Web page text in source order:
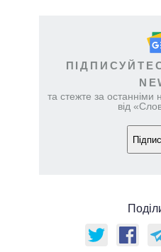
та стежте за останніми
від